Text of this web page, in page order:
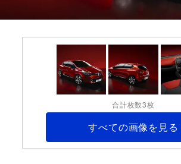
合計枚数3枚
すべての画像を見る